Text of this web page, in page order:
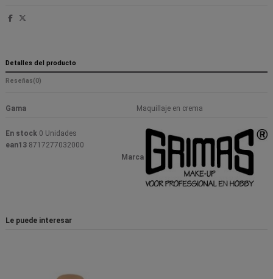
Detalles del producto
Reseñas(0)
Gama Maquillaje en crema
Marca
En stock 0 Unidades
ean13 8717277032000
Le puede interesar